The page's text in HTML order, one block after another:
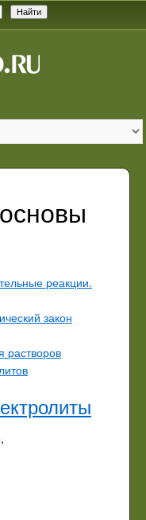
реакции.
закон
растворов